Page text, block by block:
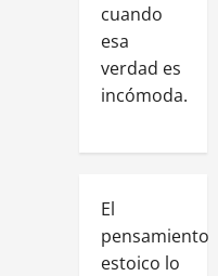
cuando
esa
verdad es
incómoda.
El
pensamiento
estoico lo